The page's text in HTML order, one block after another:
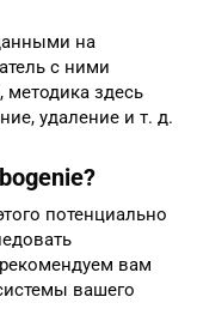
на
с ними
методика здесь
удаление и т. д.
потенциально
вам
вашего